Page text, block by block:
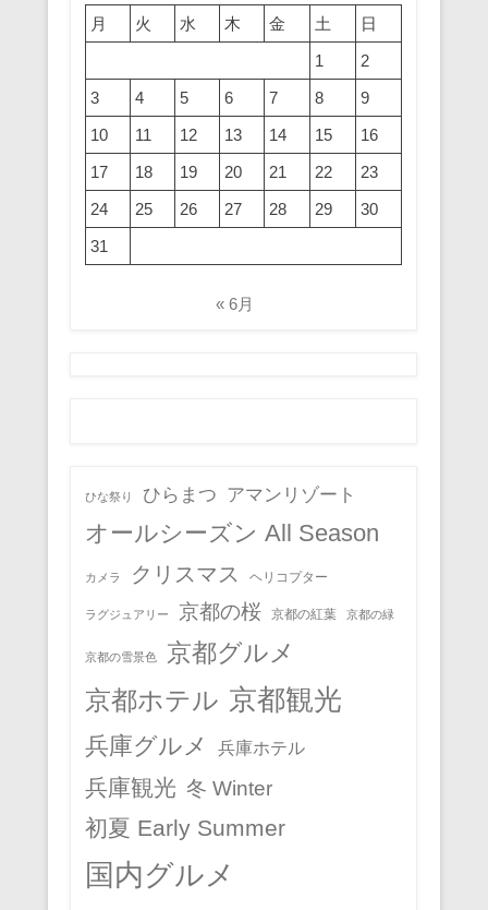
月
火 水 木 金 土
日
1
2
3
4 5 6 7 8
9
10
11 12 13 14 15
16
17
18 19 20 21 22
23
24
25 26 27 28 29
30
31
« 6月
ひな祭り ひらまつ アマンリゾート
オールシーズン All Season
カメラ クリスマス ヘリコプター
ラグジュアリー 京都の桜 京都の紅葉 京都の緑
京都の雪景色 京都グルメ
京都ホテル 京都観光
兵庫グルメ 兵庫ホテル
兵庫観光 冬 Winter
初夏 Early Summer
国内グルメ